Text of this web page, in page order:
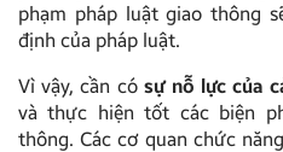
phạm pháp luật giao thông
định của pháp luật.
Vì vậy, cần có sự nỗ lực của
và thực hiện tốt các biện
thông. Các cơ quan chức